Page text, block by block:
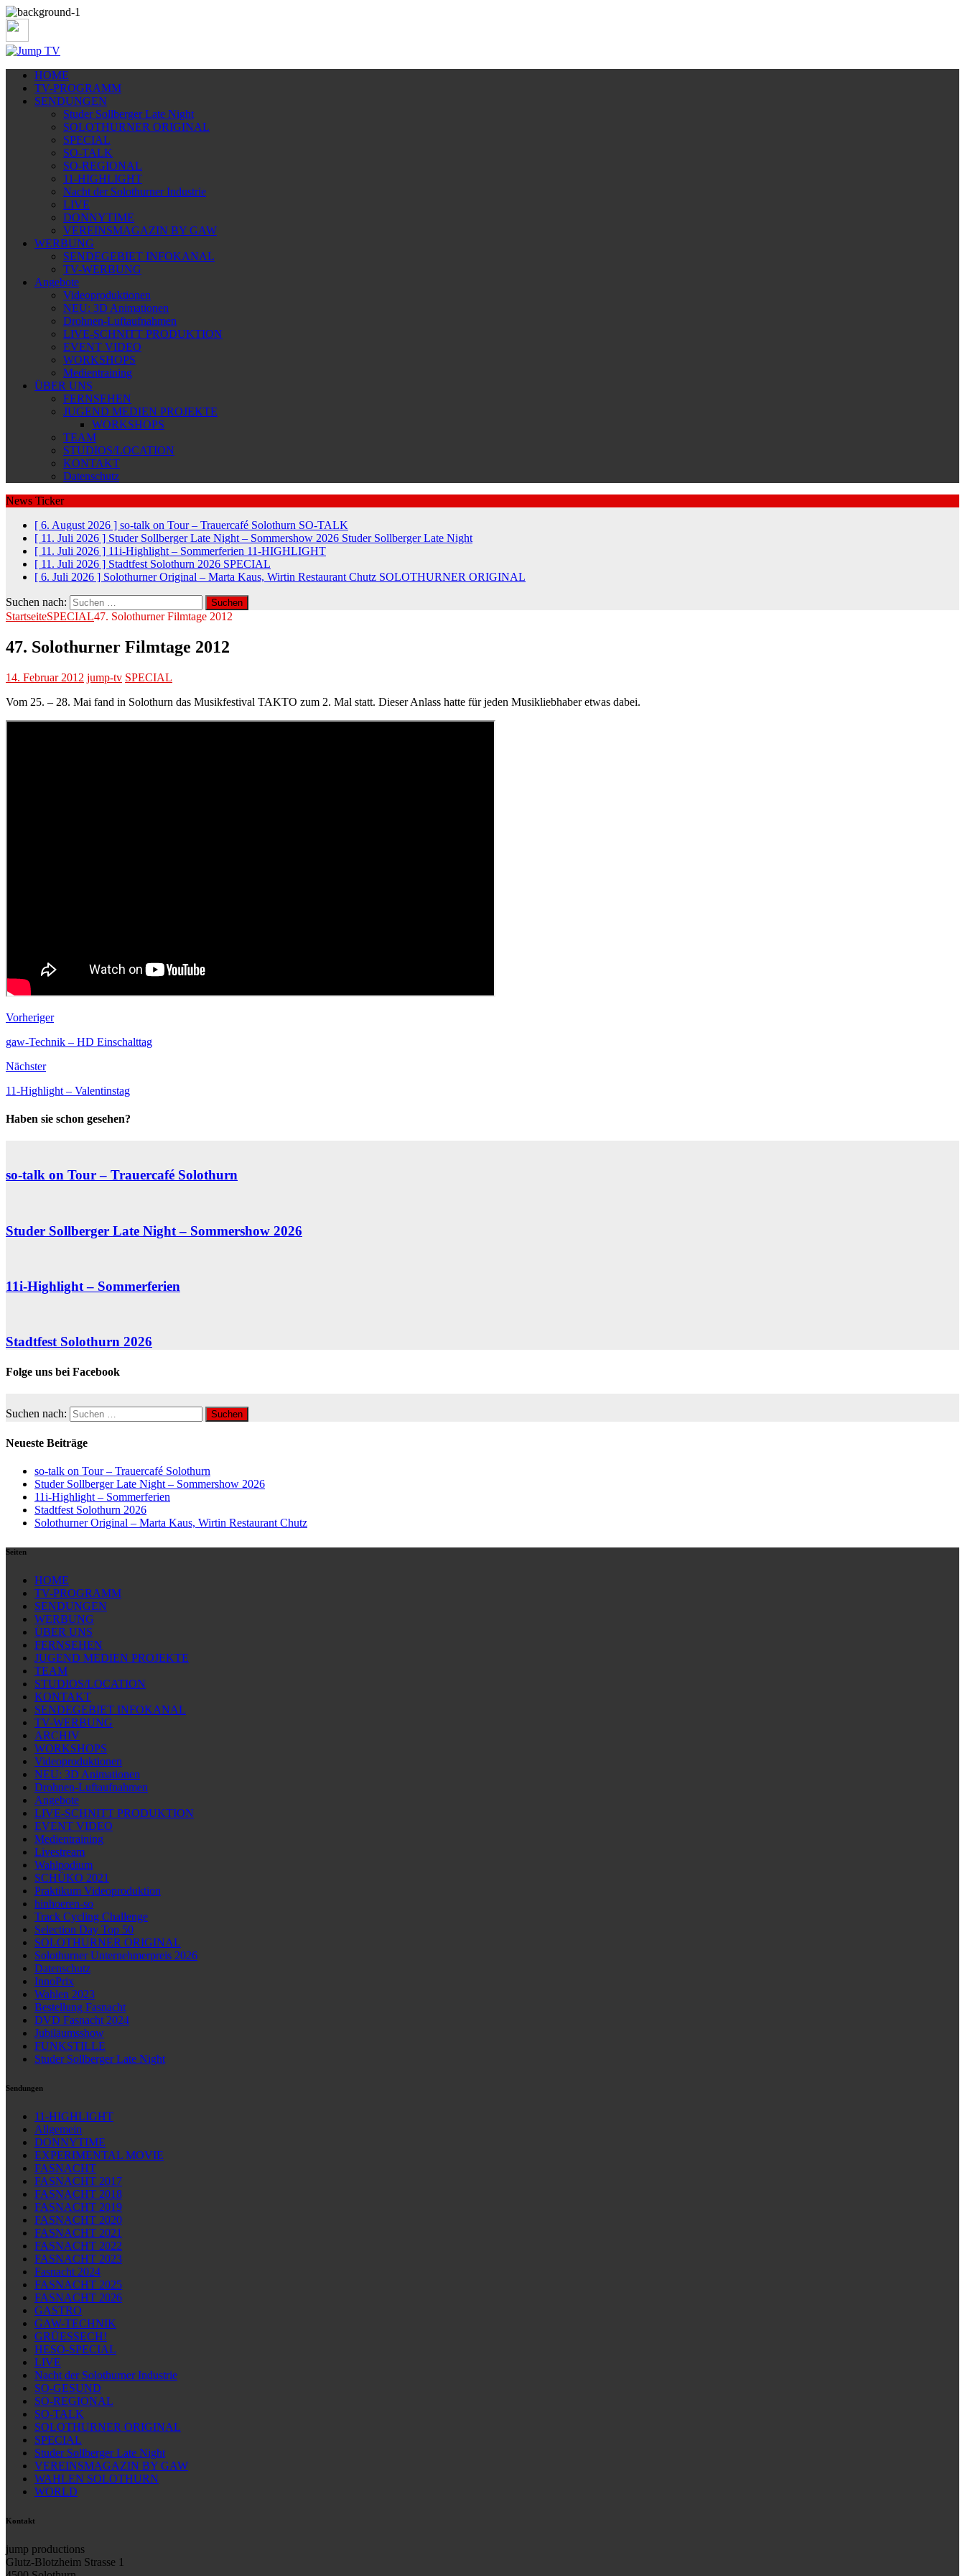
HOME
TV-PROGRAMM
SENDUNGEN
Studer Sollberger Late Night
SOLOTHURNER ORIGINAL
SPECIAL
SO-TALK
SO-REGIONAL
11-HIGHLIGHT
Nacht der Solothurner Industrie
LIVE
DONNYTIME
VEREINSMAGAZIN BY GAW
WERBUNG
SENDEGEBIET INFOKANAL
TV-WERBUNG
Angebote
Videoproduktionen
NEU: 3D Animationen
Drohnen-Luftaufnahmen
LIVE-SCHNITT PRODUKTION
EVENT VIDEO
WORKSHOPS
Medientraining
ÜBER UNS
FERNSEHEN
JUGEND MEDIEN PROJEKTE
WORKSHOPS
TEAM
STUDIOS/LOCATION
KONTAKT
Datenschutz
News Ticker
[ 6. August 2026 ] so-talk on Tour – Trauercafé Solothurn SO-TALK
[ 11. Juli 2026 ] Studer Sollberger Late Night – Sommershow 2026 Studer Sollberger Late Night
[ 11. Juli 2026 ] 11i-Highlight – Sommerferien 11-HIGHLIGHT
[ 11. Juli 2026 ] Stadtfest Solothurn 2026 SPECIAL
[ 6. Juli 2026 ] Solothurner Original – Marta Kaus, Wirtin Restaurant Chutz SOLOTHURNER ORIGINAL
Suchen nach:
StartseiteSPECIAL47. Solothurner Filmtage 2012
47. Solothurner Filmtage 2012
14. Februar 2012 jump-tv SPECIAL
Vom 25. – 28. Mai fand in Solothurn das Musikfestival TAKTO zum 2. Mal statt. Dieser Anlass hatte für jeden Musikliebhaber etwas dabei.
Vorheriger
gaw-Technik – HD Einschalttag
Nächster
11-Highlight – Valentinstag
Haben sie schon gesehen?
so-talk on Tour – Trauercafé Solothurn
Studer Sollberger Late Night – Sommershow 2026
11i-Highlight – Sommerferien
Stadtfest Solothurn 2026
Folge uns bei Facebook
Suchen nach:
Neueste Beiträge
so-talk on Tour – Trauercafé Solothurn
Studer Sollberger Late Night – Sommershow 2026
11i-Highlight – Sommerferien
Stadtfest Solothurn 2026
Solothurner Original – Marta Kaus, Wirtin Restaurant Chutz
Seiten
HOME
TV-PROGRAMM
SENDUNGEN
WERBUNG
ÜBER UNS
FERNSEHEN
JUGEND MEDIEN PROJEKTE
TEAM
STUDIOS/LOCATION
KONTAKT
SENDEGEBIET INFOKANAL
TV-WERBUNG
ARCHIV
WORKSHOPS
Videoproduktionen
NEU: 3D Animationen
Drohnen-Luftaufnahmen
Angebote
LIVE-SCHNITT PRODUKTION
EVENT VIDEO
Medientraining
Livestream
Wahlpodium
SCHÜKO 2021
Praktikum Videoproduktion
hinhoeren-so
Track Cycling Challenge
Selection Day Top 50
SOLOTHURNER ORIGINAL
Solothurner Unternehmerpreis 2026
Datenschutz
InnoPrix
Wahlen 2023
Bestellung Fasnacht
DVD Fasnacht 2024
Jubiläumsshow
FUNKSTILLE
Studer Sollberger Late Night
Sendungen
11-HIGHLIGHT
Allgemein
DONNYTIME
EXPERIMENTAL MOVIE
FASNACHT
FASNACHT 2017
FASNACHT 2018
FASNACHT 2019
FASNACHT 2020
FASNACHT 2021
FASNACHT 2022
FASNACHT 2023
Fasnacht 2024
FASNACHT 2025
FASNACHT 2026
GASTRO
GAW-TECHNIK
GRÜESSECH!
HESO-SPECIAL
LIVE
Nacht der Solothurner Industrie
SO-GESUND
SO-REGIONAL
SO-TALK
SOLOTHURNER ORIGINAL
SPECIAL
Studer Sollberger Late Night
VEREINSMAGAZIN BY GAW
WAHLEN SOLOTHURN
WORLD
Kontakt
jump productions
Glutz-Blotzheim Strasse 1